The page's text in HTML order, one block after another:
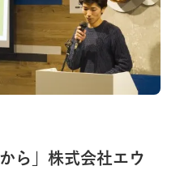
ら」株式会社エウ